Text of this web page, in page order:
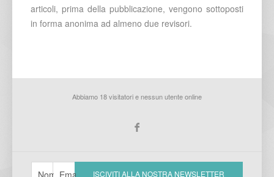
articoli, prima della pubblicazione, vengono sottoposti
in forma anonima ad almeno due revisori.
Abbiamo 18 visitatori e nessun utente online